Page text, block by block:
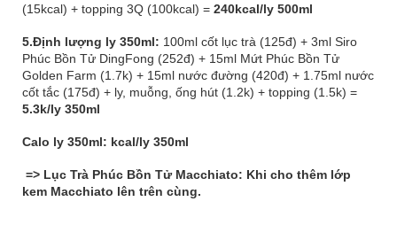
(15kcal) + topping 3Q (100kcal) = 240kcal/ly 500ml
5.Định lượng ly 350ml: 100ml cốt lục trà (125đ) + 3ml Siro
Phúc Bồn Tử DingFong (252đ) + 15ml Mứt Phúc Bồn Tử
Golden Farm (1.7k) + 15ml nước đường (420đ) + 1.75ml nước
cốt tắc (175đ) + ly, muỗng, ống hút (1.2k) + topping (1.5k) =
5.3k/ly 350ml
Calo ly 350ml: kcal/ly 350ml
=> Lục Trà Phúc Bồn Tử Macchiato: Khi cho thêm lớp
kem Macchiato lên trên cùng.